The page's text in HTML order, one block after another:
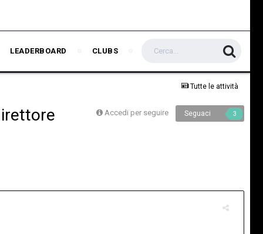
LEADERBOARD CLUBS
Tutte le attività
Accedi per seguire Seguaci 3